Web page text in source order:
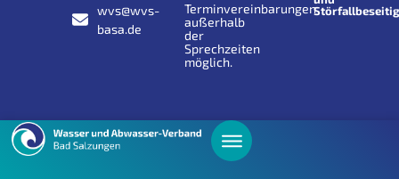
wvs@wvs-
basa.de
Terminvereinbarungen
außerhalb
der
Sprechzeiten
möglich.